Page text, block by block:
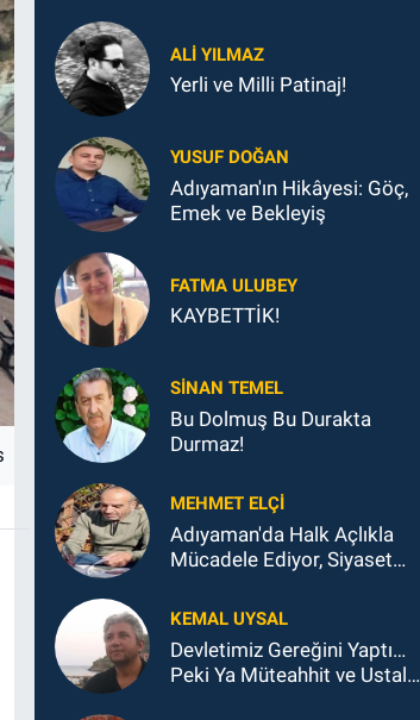
ALI YILMAZ
Yerli ve Milli Patinaj!
YUSUF DOĞAN
Adıyaman'ın Hikâyesi: Göç,
Emek ve Bekleyiş
FATMA ULUBEY
KAYBETTİK!
SINAN TEMEL
Bu Dolmuş Bu Durakta
Durmaz!
MEHMET ELÇI
Adıyaman'da Halk Açlıkla
Mücadele Ediyor, Siyaset
KEMAL UYSAL
Devletimiz Gereğini Yaptı…
Peki Ya Müteahhit ve Ustalar